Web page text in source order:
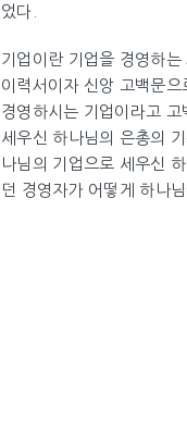
었다.
기업이란 기업을 경영하
이력서이자 신앙 고백문으
경영하시는 기업이라고
세우신 하나님의 은총의
나님의 기업으로 세우신
던 경영자가 어떻게 하나